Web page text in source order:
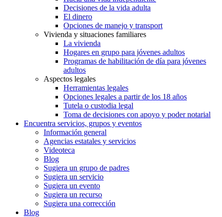
Decisiones de la vida adulta
El dinero
Opciones de manejo y transport
Vivienda y situaciones familiares
La vivienda
Hogares en grupo para jóvenes adultos
Programas de habilitación de día para jóvenes
adultos
Aspectos legales
Herramientas legales
Opciones legales a partir de los 18 años
Tutela o custodia legal
Toma de decisiones con apoyo y poder notarial
Encuentra servicios, grupos y eventos
Información general
Agencias estatales y servicios
Videoteca
Blog
Sugiera un grupo de padres
Sugiera un servicio
Sugiera un evento
Sugiera un recurso
Sugiera una corrección
Blog